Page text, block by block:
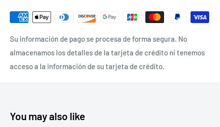
Su información de pago se procesa de forma segura. No
almacenamos los detalles de la tarjeta de crédito ni tenemos
acceso a la información de su tarjeta de crédito.
You may also like